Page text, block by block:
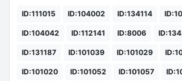
ID:111015 ID:104002 ID:134114
ID:104042 ID:112141 ID:8006
ID:131187 ID:101039 ID:101029
ID:101020 ID:101052 ID:101057